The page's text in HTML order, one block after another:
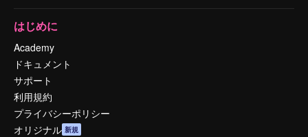
はじめに
Academy
ドキュメント
サポート
利用規約
プライバシーポリシー
オリジナル 新規